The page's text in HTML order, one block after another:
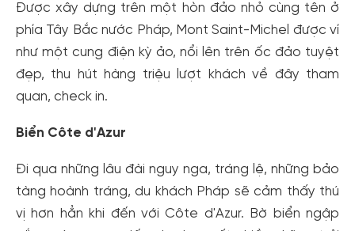
Được xây dựng trên một hòn đảo nhỏ cùng tên ở
phía Tây Bắc nước Pháp, Mont Saint-Michel được ví
như một cung điện kỳ ảo, nổi lên trên ốc đảo tuyệt
đẹp, thu hút hàng triệu lượt khách về đây tham
quan, check in.
Biển Côte d'Azur
Đi qua những lâu đài nguy nga, tráng lệ, những bảo
tàng hoành tráng, du khách Pháp sẽ cảm thấy thú
vị hơn hẳn khi đến với Côte d'Azur. Bờ biển ngập